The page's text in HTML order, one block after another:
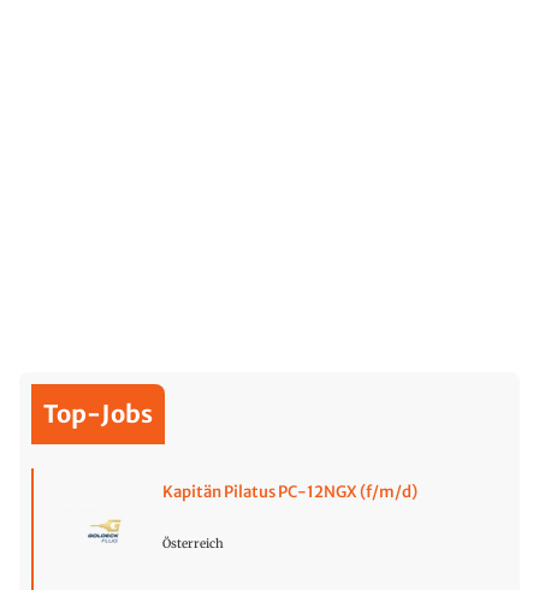
Top-Jobs
Kapitän Pilatus PC-12NGX (f/m/d)
Österreich